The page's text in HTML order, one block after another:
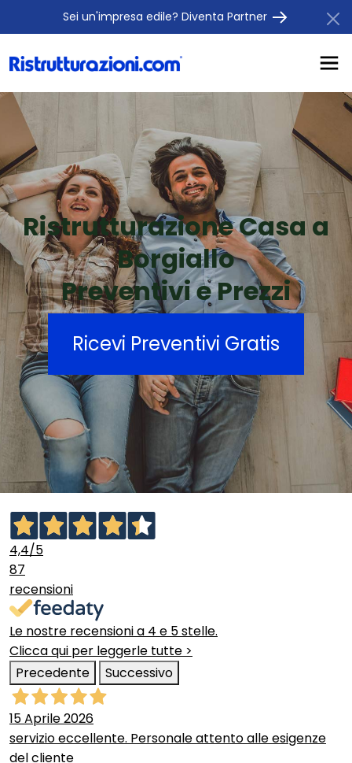
Sei un'impresa edile? Diventa Partner
Ristrutturazione Casa a
Borgiallo
Preventivi e Prezzi
Ricevi Preventivi Gratis
4,4/5
87
recensioni
Le nostre recensioni a 4 e 5 stelle.
Clicca qui per leggerle tutte >
Precedente
Successivo
15 Aprile 2026
servizio eccellente. Personale attento alle esigenze
del cliente